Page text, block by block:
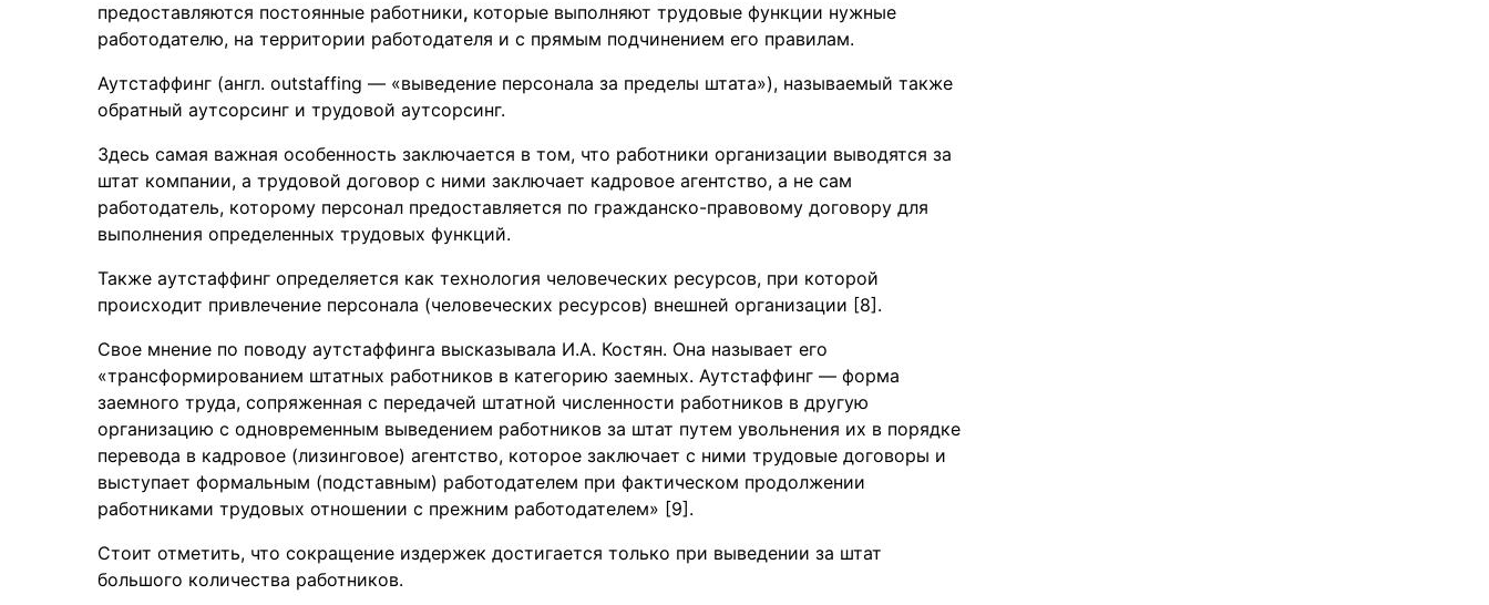
предоставляются постоянные работники, которые выполняют трудовые функции нужные
работодателю, на территории работодателя и с прямым подчинением его правилам.
Аутстаффинг (англ. outstaffing — «выведение персонала за пределы штата»), называемый также
обратный аутсорсинг и трудовой аутсорсинг.
Здесь самая важная особенность заключается в том, что работники организации выводятся за
штат компании, а трудовой договор с ними заключает кадровое агентство, а не сам
работодатель, которому персонал предоставляется по гражданско-правовому договору для
выполнения определенных трудовых функций.
Также аутстаффинг определяется как технология человеческих ресурсов, при которой
происходит привлечение персонала (человеческих ресурсов) внешней организации [8].
Свое мнение по поводу аутстаффинга высказывала И.А. Костян. Она называет его
«трансформированием штатных работников в категорию заемных. Аутстаффинг — форма
заемного труда, сопряженная с передачей штатной численности работников в другую
организацию с одновременным выведением работников за штат путем увольнения их в порядке
перевода в кадровое (лизинговое) агентство, которое заключает с ними трудовые договоры и
выступает формальным (подставным) работодателем при фактическом продолжении
работниками трудовых отношении с прежним работодателем» [9].
Стоит отметить, что сокращение издержек достигается только при выведении за штат
большого количества работников.